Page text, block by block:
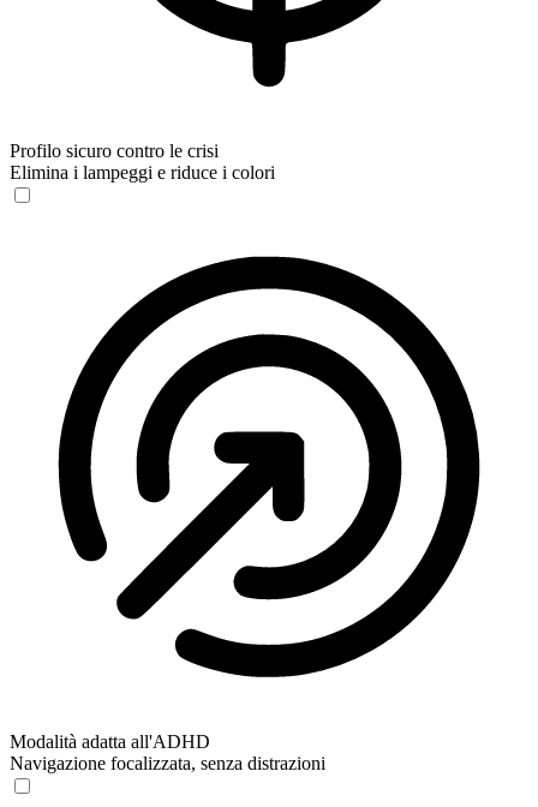
Profilo sicuro contro le crisi
Elimina i lampeggi e riduce i colori
Modalità adatta all'ADHD
Navigazione focalizzata, senza distrazioni